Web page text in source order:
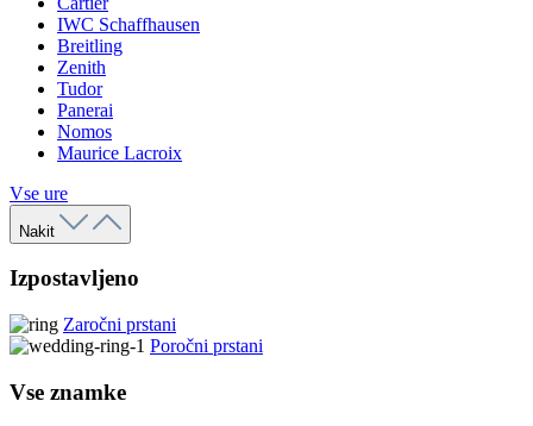
IWC Schaffhausen
Breitling
Zenith
Tudor
Panerai
Nomos
Maurice Lacroix
Vse ure
Nakit
Izpostavljeno
Zaročni prstani
Poročni prstani
Vse znamke